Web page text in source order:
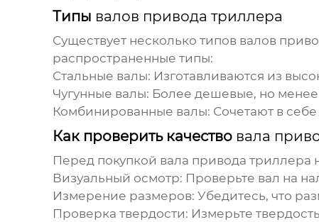
Типы валов привода триллера
Существует несколько типов валов
распространенные типы:
Стальные валы: Изготавливаются из
Чугунные валы: Более дешевые, но
Комбинированные валы: Сочетают в
Как проверить качество вала
Перед покупкой вала привода триллера
Визуальный осмотр: Проверьте вал на
Измерение размеров: Убедитесь, что
Проверка твердости: Измерьте твердость